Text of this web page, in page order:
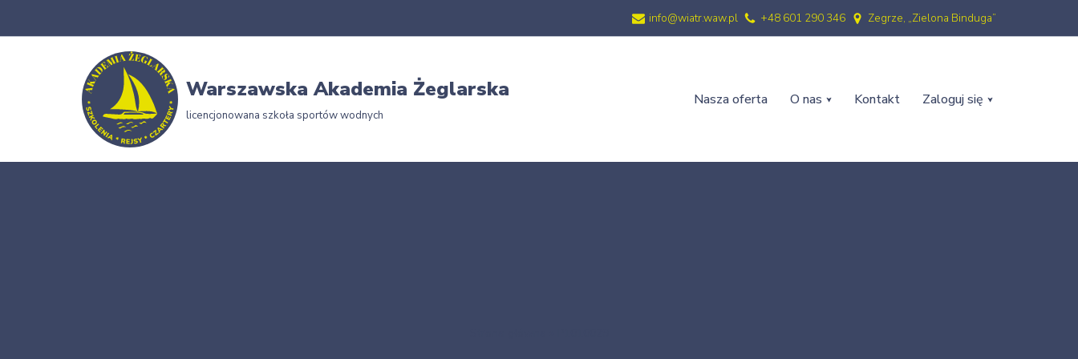
info@wiatr.waw.pl +48 601 290 346 Zegrze, „Zielona Binduga”
Warszawska Akademia Żeglarska
licencjonowana szkoła sportów wodnych
Nasza oferta O nas Kontakt Zaloguj się